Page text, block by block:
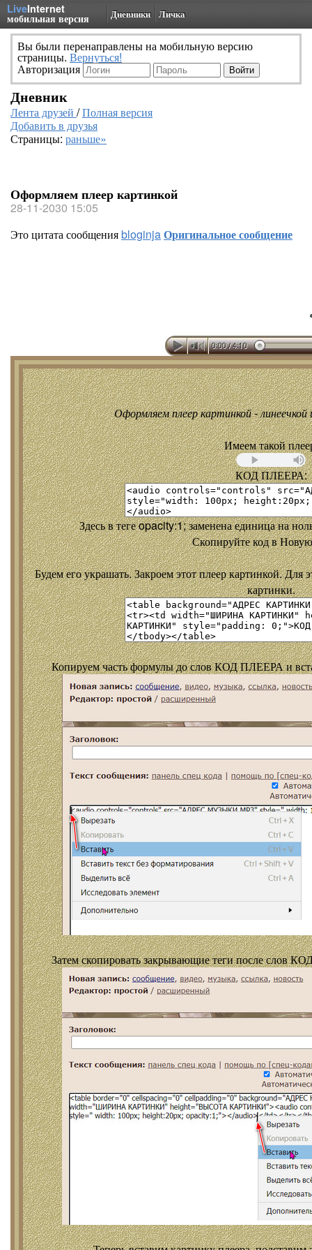
LiveInternet
мобильная версия Дневники Личка
Вы были перенаправлены на мобильную версию
страницы. Вернуться!
Авторизация
Дневник
Лента друзей /Полная версия
Добавить в друзья
Страницы: раньше»
Оформляем плеер картинкой
28-11-2030 15:05
Это цитата сообщенияbloginjaОригинальное сообщение
Оформляем плеер картинкой - линеечкой
Имеем такой
КОД ПЛЕЕРА:
Здесь в теге opacity:1; заменена единица на
Скопируйте код в
Будем его украшать. Закроем этот плеер картинкой. Для
картинки.
Копируем часть формулы до слов КОД ПЛЕЕРА и
Затем скопировать закрывающие теги после слов